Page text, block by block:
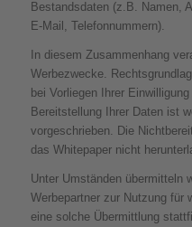
Bestandsdaten (z.B. Namen,
E-Mail, Telefonnummern).
In diesem Zusammenhang
Werbezwecke.
bei Vorliegen Ihrer
Bereitstellung Ihrer Daten ist
vorgeschrieben. Die
das Whitepaper nicht
Unter Umständen übermitteln
Werbepartner zur Nutzung für
eine solche Übermittlung